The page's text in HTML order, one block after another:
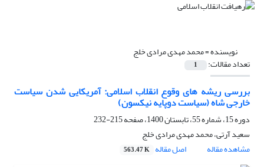
نویسنده =محمد مهدی مرادی خلج
تعداد مقالات: 1
بررسی ریشه های وقوع انقلاب اسلامی: آمریکایی شدن سیاست
خارجی شاه (سیاست دوپایه نیکسون)
دوره 15، شماره 55، تابستان 1400، صفحه
215-232
سعید آرتی، محمد مهدی مرادی خلج
مشاهده مقاله
اصل مقاله 563.47 K